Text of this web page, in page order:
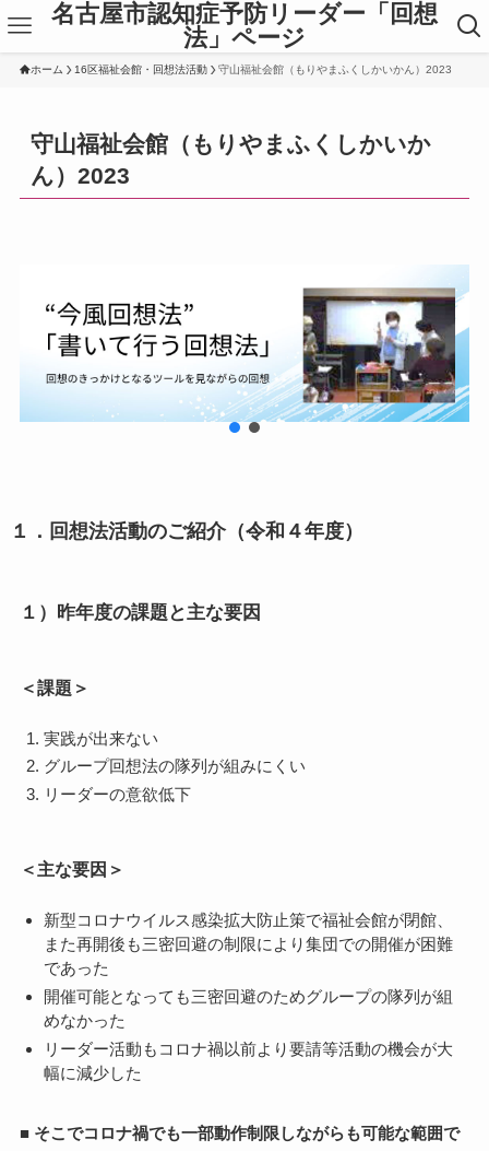
名古屋市認知症予防リーダー「回想
法」ページ
ホーム 16区福祉会館・回想法活動 守山福祉会館（もりやまふくしかいかん）2023
守山福祉会館（もりやまふくしかいか
ん）2023
１．回想法活動のご紹介（令和４年度）
１）昨年度の課題と主な要因
＜課題＞
実践が出来ない
グループ回想法の隊列が組みにくい
リーダーの意欲低下
＜主な要因＞
新型コロナウイルス感染拡大防止策で福祉会館が閉館、
また再開後も三密回避の制限により集団での開催が困難
であった
開催可能となっても三密回避のためグループの隊列が組
めなかった
リーダー活動もコロナ禍以前より要請等活動の機会が大
幅に減少した
■ そこでコロナ禍でも一部動作制限しながらも可能な範囲で